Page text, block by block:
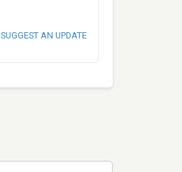
SUGGEST AN UPDATE